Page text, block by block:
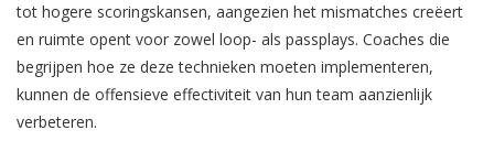
tot hogere scoringskansen, aangezien het mismatches creëert
en ruimte opent voor zowel loop- als passplays. Coaches die
begrijpen hoe ze deze technieken moeten implementeren,
kunnen de offensieve effectiviteit van hun team aanzienlijk
verbeteren.